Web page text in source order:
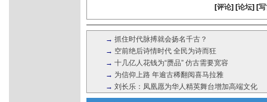
[评论] [论坛] [
→ 抓住时代脉搏就会扬名千古？
→ 空前绝后诗情时代 全民为诗而狂
→ 十几亿人花钱为“赝品” 仿古需要宽容
→ 为信仰上路 年逾古稀翻阅喜马拉雅
→ 刘长乐：凤凰愿为华人精英舞台增加高端文化